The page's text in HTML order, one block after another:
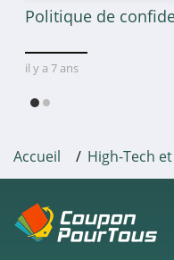
Politique de
il y a 7 ans
Accueil High-Tech